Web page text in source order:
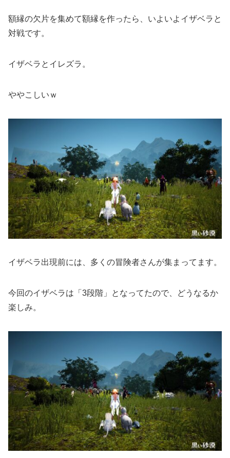
額縁の欠片を集めて額縁を作ったら、いよいよイザベラと
対戦です。
イザベラとイレズラ。
ややこしいｗ
イザベラ出現前には、多くの冒険者さんが集まってます。
今回のイザベラは「3段階」となってたので、どうなるか
楽しみ。